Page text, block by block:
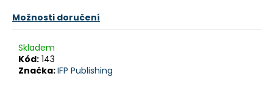
Možnosti doručení
Skladem
Kód: 143
Značka:IFP Publishing
D
o
p